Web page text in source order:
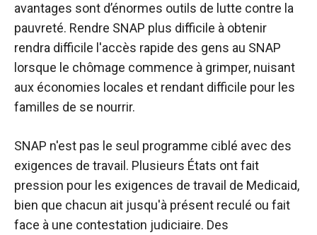
avantages sont d’énormes outils de lutte contre la
pauvreté. Rendre SNAP plus difficile à obtenir
rendra difficile l'accès rapide des gens au SNAP
lorsque le chômage commence à grimper, nuisant
aux économies locales et rendant difficile pour les
familles de se nourrir.
SNAP n'est pas le seul programme ciblé avec des
exigences de travail. Plusieurs États ont fait
pression pour les exigences de travail de Medicaid,
bien que chacun ait jusqu'à présent reculé ou fait
face à une contestation judiciaire. Des